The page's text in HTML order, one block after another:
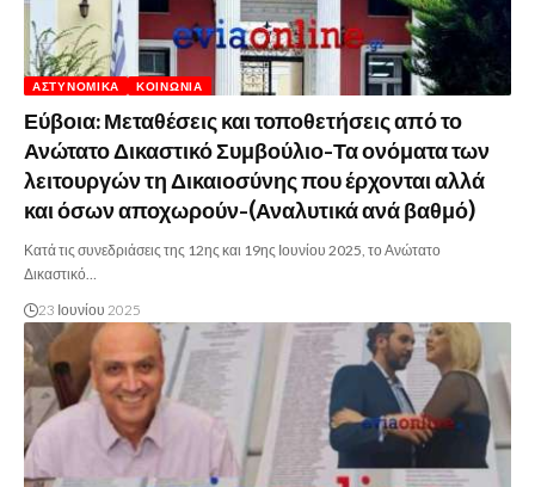
ΑΣΤΥΝΟΜΙΚΆ ΚΟΙΝΩΝΊΑ
Εύβοια: Μεταθέσεις και τοποθετήσεις από το
Ανώτατο Δικαστικό Συμβούλιο-Τα ονόματα των
λειτουργών τη Δικαιοσύνης που έρχονται αλλά
και όσων αποχωρούν-(Αναλυτικά ανά βαθμό)
Κατά τις συνεδριάσεις της 12ης και 19ης Ιουνίου 2025, το Ανώτατο
Δικαστικό…
23 Ιουνίου 2025